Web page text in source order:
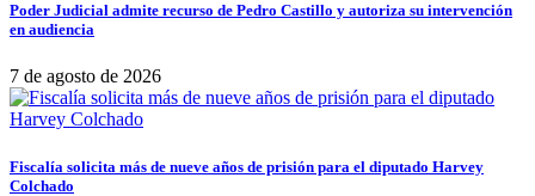
Poder Judicial admite recurso de Pedro Castillo y autoriza su intervención
en audiencia
7 de agosto de 2026
Fiscalía solicita más de nueve años de prisión para el diputado Harvey
Colchado